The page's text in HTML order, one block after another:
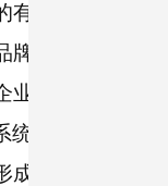
有效性、时代
牌，有必要研
。
统总结中央企
成初步思路。